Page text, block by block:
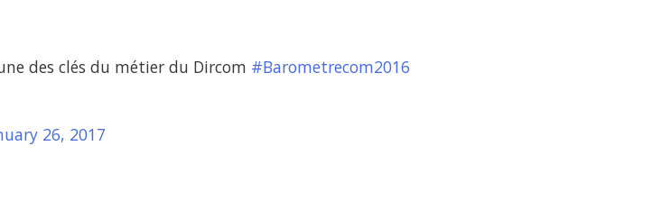
des clés du métier du Dircom #Barometrecom2016
26, 2017